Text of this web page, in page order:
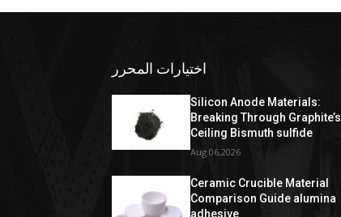
اختيارات المحرر
Silicon Anode Materials:
Breaking Through Graphite’s
Ceiling Bismuth sulfide
Aug 06,2026
Ceramic Crucible Material
Comparison Guide alumina
adhesive